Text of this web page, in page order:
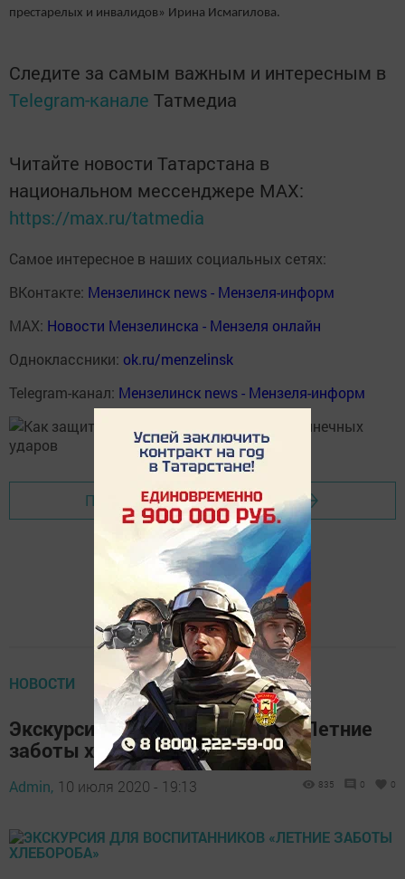
престарелых и инвалидов» Ирина Исмагилова.
Следите за самым важным и интересным в
Telegram-канале Татмедиа
Читайте новости Татарстана в
национальном мессенджере MАХ:
https://max.ru/tatmedia
Самое интересное в наших социальных сетях:
ВКонтакте: Мензелинск news - Мензеля-информ
MAX: Новости Мензелинска - Мензеля онлайн
Одноклассники: ok.ru/menzelinsk
Telegram-канал: Мензелинск news - Мензеля-информ
Перейти на страницу новости
НОВОСТИ
Экскурсия для воспитанников «Летние
заботы хлебороба»
Admin, 10 июля 2020 - 19:13 835 0 0